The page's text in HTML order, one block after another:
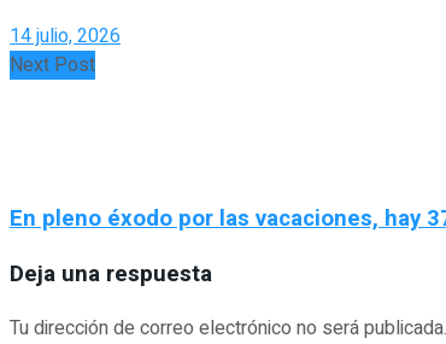
14 julio, 2026
Next Post
En pleno éxodo por las vacaciones, hay
Deja una respuesta
Tu dirección de correo electrónico no será publicada.